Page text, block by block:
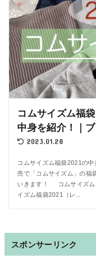
コムサイズム福
中身を紹介！｜
2023.01.28
コムサイズム福袋2021の
売で「コムサイズム」の福
いきます！ コムサイズ
イズム福袋2021（レ...
スポンサーリンク